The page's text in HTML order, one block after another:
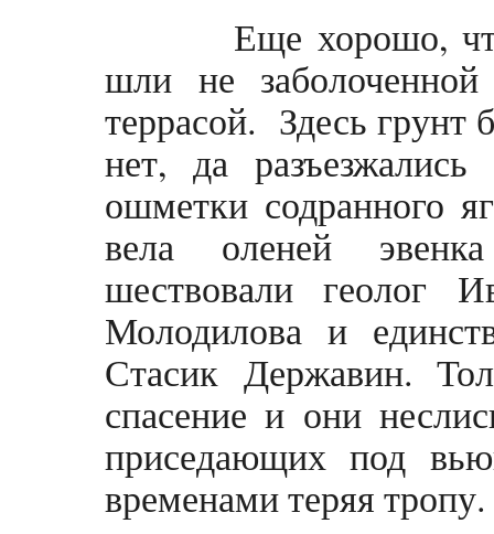
Еще хорошо, что
шли не
террасой. Здесь грунт
нет, да
ошметки содранного
вела оленей
шествовали геолог
Молодилова и
Стасик Державин.
спасение и они
приседающих под
временами теряя тропу.